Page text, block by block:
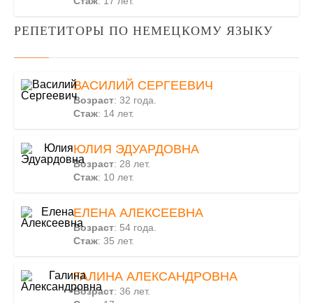
РЕПЕТИТОРЫ ПО НЕМЕЦКОМУ ЯЗЫКУ
ВАСИЛИЙ СЕРГЕЕВИЧ
Возраст: 32 года.
Стаж: 14 лет.
ЮЛИЯ ЭДУАРДОВНА
Возраст: 28 лет.
Стаж: 10 лет.
ЕЛЕНА АЛЕКСЕЕВНА
Возраст: 54 года.
Стаж: 35 лет.
ГАЛИНА АЛЕКСАНДРОВНА
Возраст: 36 лет.